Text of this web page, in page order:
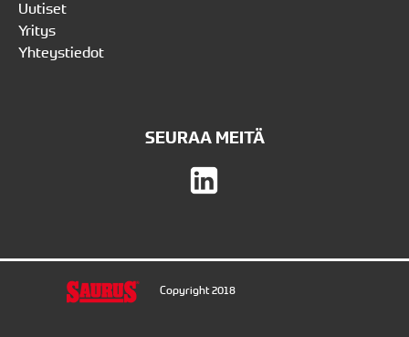
Uutiset
Yritys
Yhteystiedot
SEURAA MEITÄ
Copyright 2018